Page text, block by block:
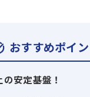
動する企業とし
ると捉え、事業
ていく仕事を追
おすすめポイ
安定基盤！